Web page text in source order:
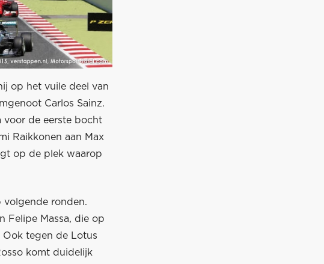
op het vuile deel van
Carlos Sainz.
voor de eerste bocht
Raikkonen aan Max
op de plek waarop
volgende ronden.
Felipe Massa, die op
Ook tegen de Lotus
komt duidelijk